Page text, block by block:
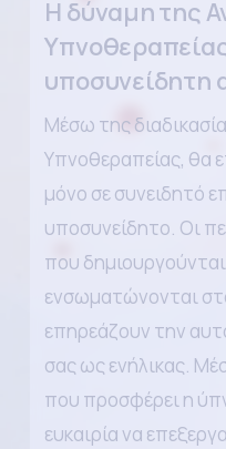
Η δύναμη της
υποσυνείδητη
Μέσω της
Υπνοθεραπείας, θα
μόνο σε συνειδητό
υποσυνείδητο. Οι
που δημιουργούνται
ενσωματώνονται
επηρεάζουν την
σας ως ενήλικας.
που προσφέρει η
ευκαιρία να